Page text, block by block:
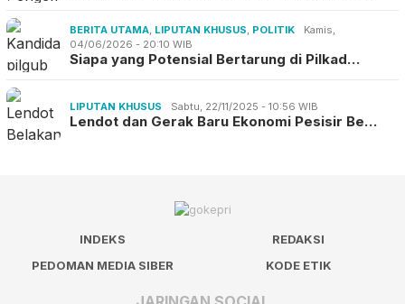
BERITA UTAMA, LIPUTAN KHUSUS, POLITIK
Kamis,
04/06/2026 - 20:10 WIB
Siapa yang Potensial Bertarung di Pilkad…
LIPUTAN KHUSUS Sabtu, 22/11/2025 - 10:56 WIB
Lendot dan Gerak Baru Ekonomi Pesisir Be…
INDEKS
REDAKSI
PEDOMAN MEDIA SIBER
KODE ETIK